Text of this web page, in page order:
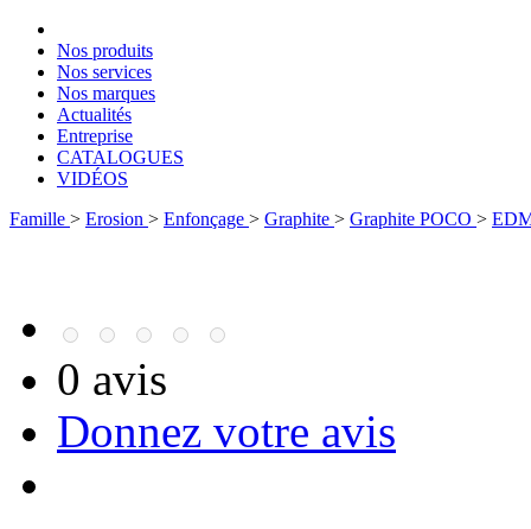
Nos produits
Nos services
Nos marques
Actualités
Entreprise
CATALOGUES
VIDÉOS
Famille > Erosion > Enfonçage > Graphite > Graphite POCO >
0 avis
Donnez votre avis